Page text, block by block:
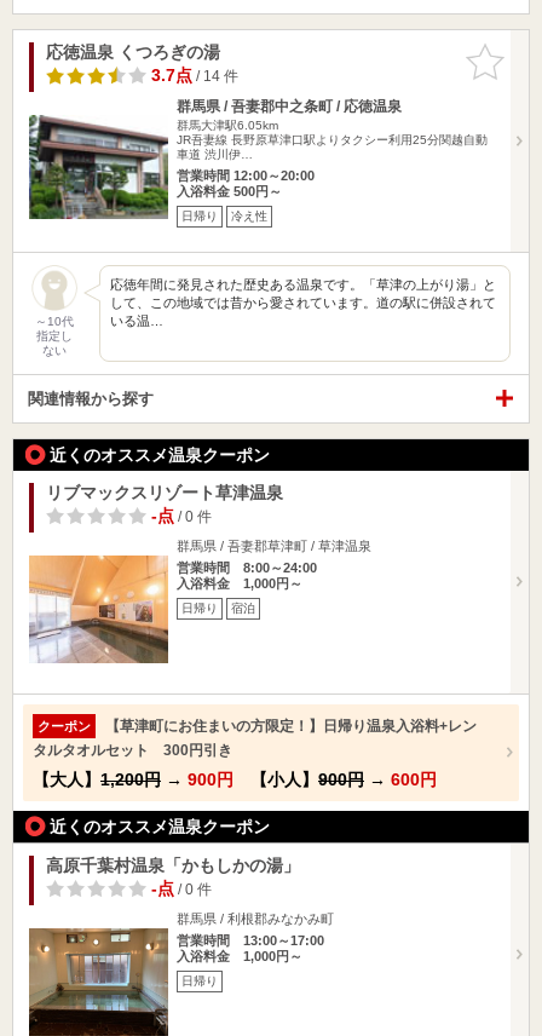
お気に入
りに追加
応徳温泉 くつろぎの湯
3.7点/ 14 件
群馬県 / 吾妻郡中之条町 / 応徳温泉
群馬大津駅6.05km
JR吾妻線 長野原草津口駅よりタクシー利用25分関越自動
車道 渋川伊…
営業時間 12:00～20:00
入浴料金 500円～
日帰り 冷え性
～10代
指定し
ない
応徳年間に発見された歴史ある温泉です。「草津の上がり湯」と
して、この地域では昔から愛されています。道の駅に併設されて
いる温…
関連情報から探す
近くのオススメ温泉クーポン
リブマックスリゾート草津温泉
-点/ 0 件
群馬県 / 吾妻郡草津町 / 草津温泉
営業時間 8:00～24:00
入浴料金 1,000円～
日帰り 宿泊
クーポン
【草津町にお住まいの方限定！】日帰り温泉入浴料+レン
タルタオルセット 300円引き
【大人】 1,200円 → 900円 【小人】 900円 → 600円
近くのオススメ温泉クーポン
高原千葉村温泉「かもしかの湯」
-点/ 0 件
群馬県 / 利根郡みなかみ町
営業時間 13:00～17:00
入浴料金 1,000円～
日帰り